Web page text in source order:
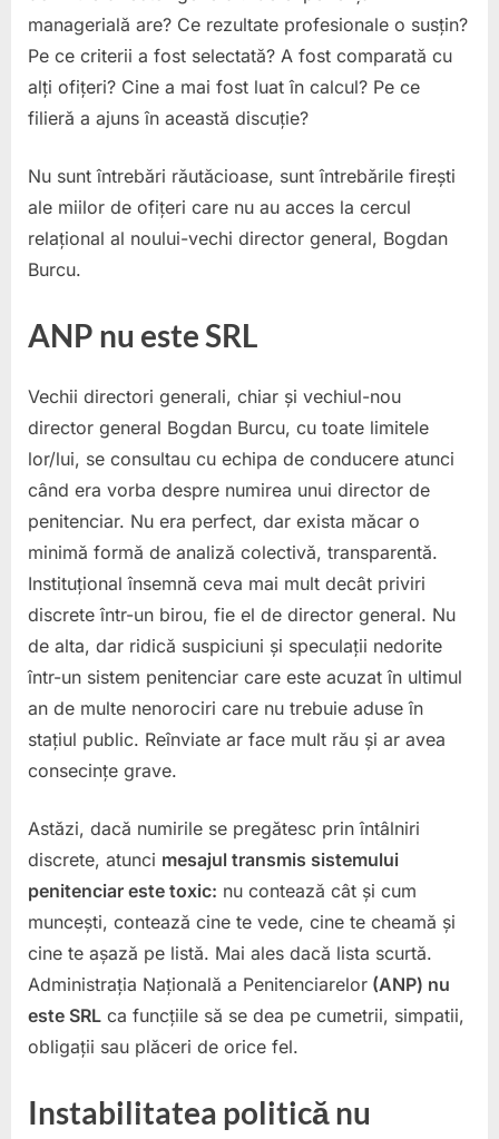
managerială are? Ce rezultate profesionale o susțin?
Pe ce criterii a fost selectată? A fost comparată cu
alți ofițeri? Cine a mai fost luat în calcul? Pe ce
filieră a ajuns în această discuție?
Nu sunt întrebări răutăcioase, sunt întrebările firești
ale miilor de ofițeri care nu au acces la cercul
relațional al noului-vechi director general, Bogdan
Burcu.
ANP nu este SRL
Vechii directori generali, chiar și vechiul-nou
director general Bogdan Burcu, cu toate limitele
lor/lui, se consultau cu echipa de conducere atunci
când era vorba despre numirea unui director de
penitenciar. Nu era perfect, dar exista măcar o
minimă formă de analiză colectivă, transparentă.
Instituțional însemnă ceva mai mult decât priviri
discrete într-un birou, fie el de director general. Nu
de alta, dar ridică suspiciuni și speculații nedorite
într-un sistem penitenciar care este acuzat în ultimul
an de multe nenorociri care nu trebuie aduse în
stațiul public. Reînviate ar face mult rău și ar avea
consecințe grave.
Astăzi, dacă numirile se pregătesc prin întâlniri
discrete, atunci mesajul transmis sistemului
penitenciar este toxic: nu contează cât și cum
muncești, contează cine te vede, cine te cheamă și
cine te așază pe listă. Mai ales dacă lista scurtă.
Administrația Națională a Penitenciarelor (ANP) nu
este SRL ca funcțiile să se dea pe cumetrii, simpatii,
obligații sau plăceri de orice fel.
Instabilitatea politică nu